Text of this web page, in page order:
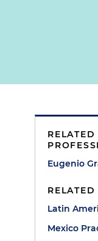
RELATED
Eugenio
RELATED
Latin
Mexico